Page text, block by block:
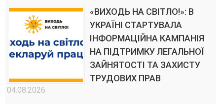
«ВИХОДЬ НА СВІТЛО!»: В
УКРАЇНІ СТАРТУВАЛА
ІНФОРМАЦІЙНА КАМПАНІЯ
НА ПІДТРИМКУ ЛЕГАЛЬНОЇ
ЗАЙНЯТОСТІ ТА ЗАХИСТУ
ТРУДОВИХ ПРАВ
04.08.2026